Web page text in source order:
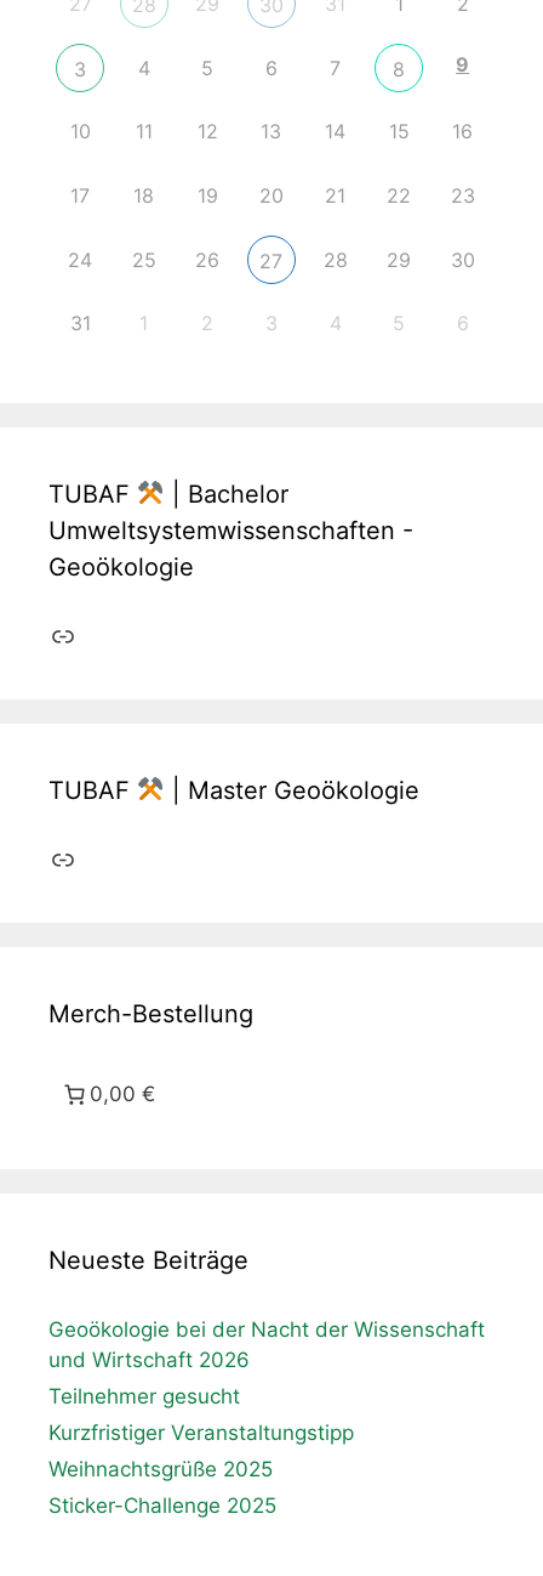
28 30
3 4 5 6 7 8 9
10 11 12 13 14 15 16
17 18 19 20 21 22 23
24 25 26 27 28 29 30
31 1 2 3 4 5 6
TUBAF
| Bachelor
Umweltsystemwissenschaften -
Geoökologie
Link
TUBAF | Master Geoökologie
Link
Merch-Bestellung
0,00 €
Neueste Beiträge
Geoökologie bei der Nacht der Wissenschaft
und Wirtschaft 2026
Teilnehmer gesucht
Kurzfristiger Veranstaltungstipp
Weihnachtsgrüße 2025
Sticker-Challenge 2025